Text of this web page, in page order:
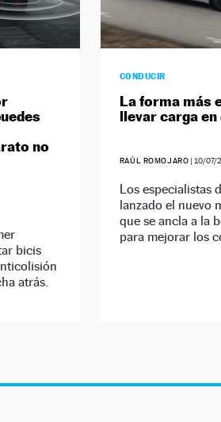
no
bicis
atrás.
CONDUCIR
La forma más
llevar carga en
RAÚL ROMOJARO | 10/07/
Los especialistas
lanzado el nuevo
que se ancla a la
para mejorar los